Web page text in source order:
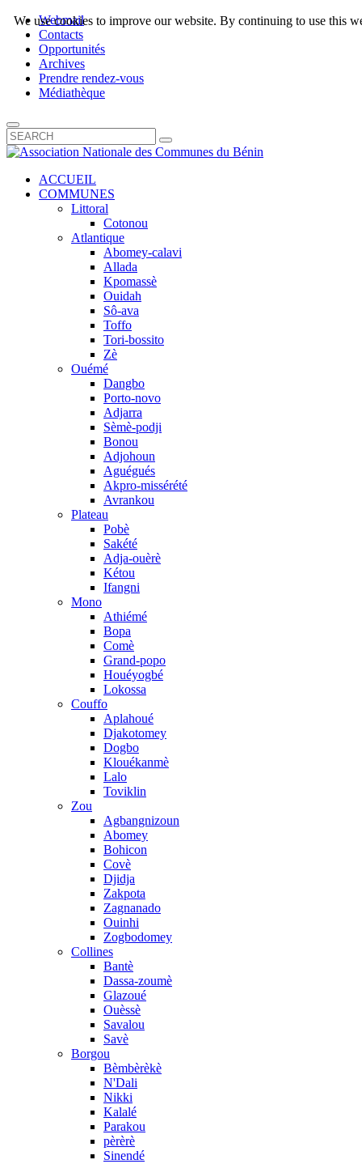
Webmail
Contacts
Opportunités
Archives
Prendre rendez-vous
Médiathèque
ACCUEIL
COMMUNES
Littoral
Cotonou
Atlantique
Abomey-calavi
Allada
Kpomassè
Ouidah
Sô-ava
Toffo
Tori-bossito
Zè
Ouémé
Dangbo
Porto-novo
Adjarra
Sèmè-podji
Bonou
Adjohoun
Aguégués
Akpro-missérété
Avrankou
Plateau
Pobè
Sakété
Adja-ouèrè
Kétou
Ifangni
Mono
Athiémé
Bopa
Comè
Grand-popo
Houéyogbé
Lokossa
Couffo
Aplahoué
Djakotomey
Dogbo
Klouékanmè
Lalo
Toviklin
Zou
Agbangnizoun
Abomey
Bohicon
Covè
Djidja
Zakpota
Zagnanado
Ouinhi
Zogbodomey
Collines
Bantè
Dassa-zoumè
Glazoué
Ouèssè
Savalou
Savè
Borgou
Bèmbèrèkè
N'Dali
Nikki
Kalalé
Parakou
pèrèrè
Sinendé
We use cookies to improve our website. By continuing to use this